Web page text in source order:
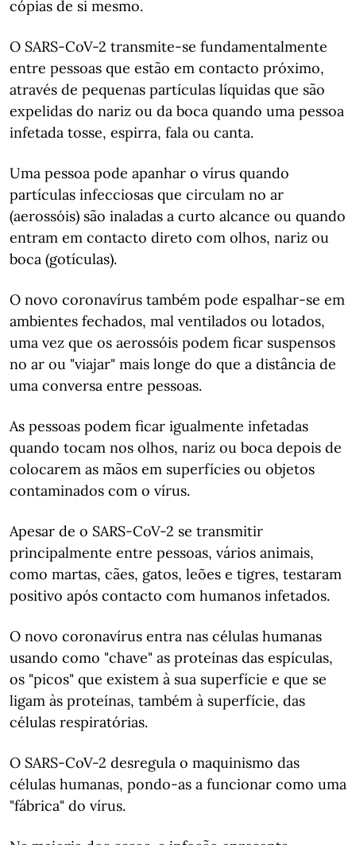
cópias de si mesmo.
O SARS-CoV-2 transmite-se fundamentalmente
entre pessoas que estão em contacto próximo,
através de pequenas partículas líquidas que são
expelidas do nariz ou da boca quando uma pessoa
infetada tosse, espirra, fala ou canta.
Uma pessoa pode apanhar o vírus quando
partículas infecciosas que circulam no ar
(aerossóis) são inaladas a curto alcance ou quando
entram em contacto direto com olhos, nariz ou
boca (gotículas).
O novo coronavírus também pode espalhar-se em
ambientes fechados, mal ventilados ou lotados,
uma vez que os aerossóis podem ficar suspensos
no ar ou "viajar" mais longe do que a distância de
uma conversa entre pessoas.
As pessoas podem ficar igualmente infetadas
quando tocam nos olhos, nariz ou boca depois de
colocarem as mãos em superfícies ou objetos
contaminados com o vírus.
Apesar de o SARS-CoV-2 se transmitir
principalmente entre pessoas, vários animais,
como martas, cães, gatos, leões e tigres, testaram
positivo após contacto com humanos infetados.
O novo coronavírus entra nas células humanas
usando como "chave" as proteínas das espículas,
os "picos" que existem à sua superfície e que se
ligam às proteínas, também à superfície, das
células respiratórias.
O SARS-CoV-2 desregula o maquinismo das
células humanas, pondo-as a funcionar como uma
"fábrica" do vírus.